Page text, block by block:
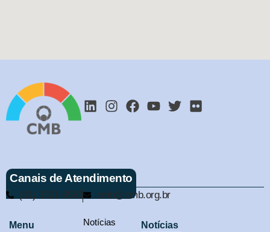
Canais de Atendimento
(61) 3321-9563 cmb@cmb.org.br
Menu
Notícias
Notícias